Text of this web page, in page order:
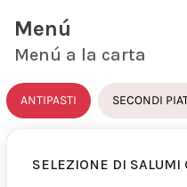
Menú
Menú a la carta
ANTIPASTI SECONDI
SELEZIONE DI SALUMI